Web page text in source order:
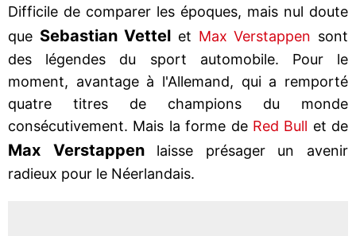
Difficile de comparer les époques, mais nul doute
que Sebastian Vettel et Max Verstappen sont
des légendes du sport automobile. Pour le
moment, avantage à l'Allemand, qui a remporté
quatre titres de champions du monde
consécutivement. Mais la forme de Red Bull et de
Max Verstappenlaisse présager un avenir
radieux pour le Néerlandais.